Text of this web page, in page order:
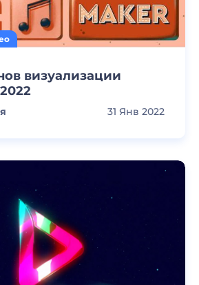
визуализации
31 Янв 2022